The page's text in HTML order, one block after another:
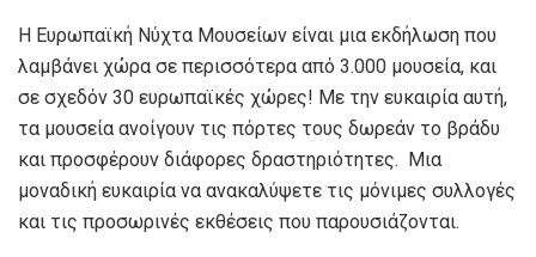
Η Ευρωπαϊκή Νύχτα Μουσείων είναι μια εκδήλωση που
λαμβάνει χώρα σε περισσότερα από 3.000 μουσεία, και
σε σχεδόν 30 ευρωπαϊκές χώρες! Με την ευκαιρία αυτή,
τα μουσεία ανοίγουν τις πόρτες τους δωρεάν το βράδυ
και προσφέρουν διάφορες δραστηριότητες. Μια
μοναδική ευκαιρία να ανακαλύψετε τις μόνιμες συλλογές
και τις προσωρινές εκθέσεις που παρουσιάζονται.